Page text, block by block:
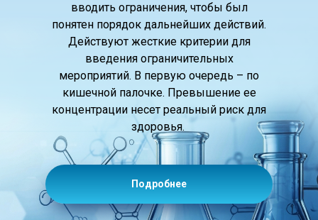
вводить ограничения, чтобы был
понятен порядок дальнейших действий.
Действуют жесткие критерии для
введения ограничительных
мероприятий. В первую очередь – по
кишечной палочке. Превышение ее
концентрации несет реальный риск для
здоровья.
Подробнее